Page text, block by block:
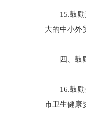
15.鼓励开
大的中小外
四、鼓励
16.鼓励企
市卫生健康